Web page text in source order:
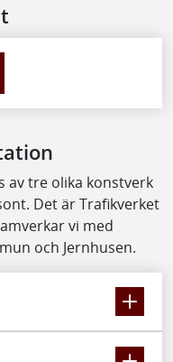
av tre olika konstverk
Det är Trafikverket
vi med
och Jernhusen.